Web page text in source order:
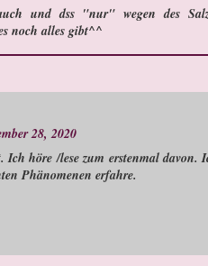
und dss "nur" wegen des
noch alles gibt^^
28, 2020
Ich höre /lese zum erstenmal davon.
Phänomenen erfahre.